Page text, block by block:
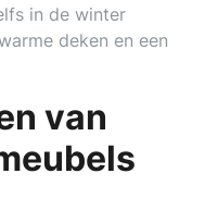
in de winter
deken en een
van